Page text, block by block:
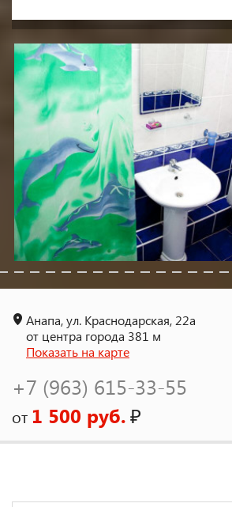
Анапа, ул. Краснодарская, 22a
от центра города 381 м
Показать на карте
+7 (963) 615-33-55
от 1 500 руб.₽